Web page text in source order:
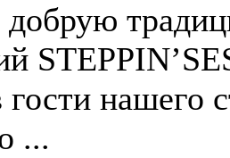
добрую
нашего
...